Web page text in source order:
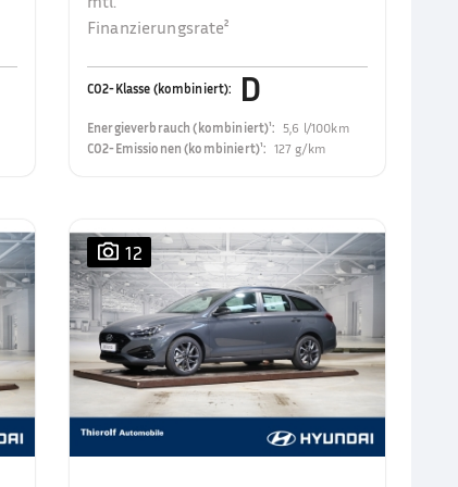
Finanzierungsrate²
CO2-Klasse (kombiniert): D
Energieverbrauch (kombiniert)¹:5,6 l/100km
CO2-Emissionen (kombiniert)¹: 127 g/km
12